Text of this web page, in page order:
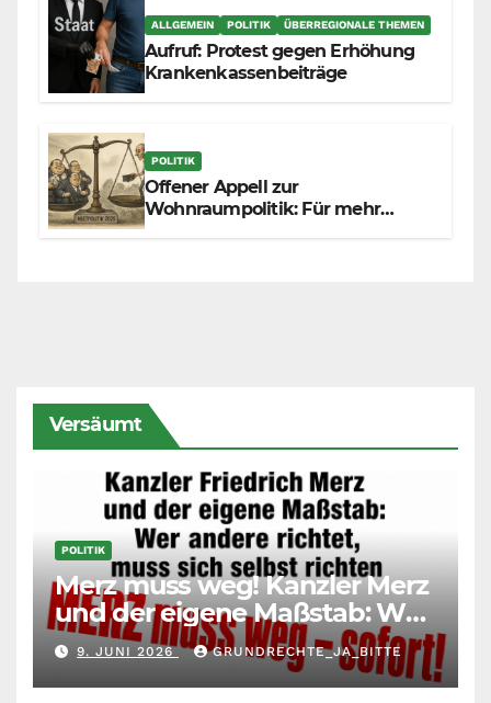
ALLGEMEIN POLITIK ÜBERREGIONALE THEMEN
Aufruf: Protest gegen Erhöhung
Krankenkassenbeiträge
POLITIK
Offener Appell zur
Wohnraumpolitik: Für mehr
Versäumt
POLITIK
Merz muss weg! Kanzler Merz
und der eigene Maßstab: Wer
andere richtet, muss sich
selbst richten
9. JUNI 2026 GRUNDRECHTE_JA_BITTE